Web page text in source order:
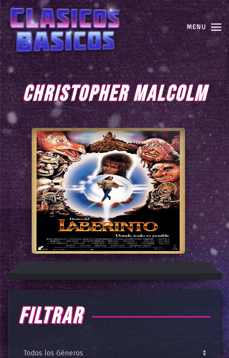
MENU
CHRISTOPHER MALCOLM
FILTRAR